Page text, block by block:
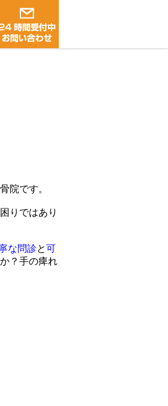
院です。
りではあり
な問診と可
？手の痺れ